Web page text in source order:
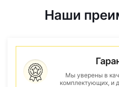
Наши
Мы уверены в
комплектующих, и